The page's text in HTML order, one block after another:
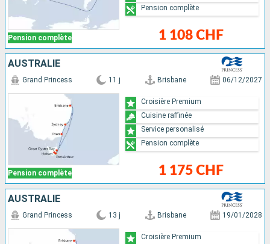
Pension complète 1 108 CHF
Pension complète
AUSTRALIE
Pension complète
Grand Princess 11 j Brisbane 06/12/2027
1 175 CHF
Croisière Premium
Cuisine raffinée
Service personalisé
Pension complète
AUSTRALIE
Grand Princess 13 j Brisbane 19/01/2028
Croisière Premium